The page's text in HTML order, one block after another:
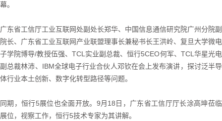
幕。
广东省工信厅工业互联网处副处长郑华、中国信息通信研究院广州分院副
院长、广东省工业互联网产业联盟理事长兼秘书长王洪岭、复旦大学微电
子学院博导/教授伍强、TCL实业副总裁、恒行5CEO何军、TCL华星光电
副总裁林沛、IBM全球电子行业合伙人邓钦在会上发布演讲，探讨泛半导
体行业本土创新、数字化转型路径等问题。
同期，恒行5展位也全面开放。9月18日，广东省工信厅厅长涂高坤莅临
展位，视察工作，恒行5技术专家为其讲解。